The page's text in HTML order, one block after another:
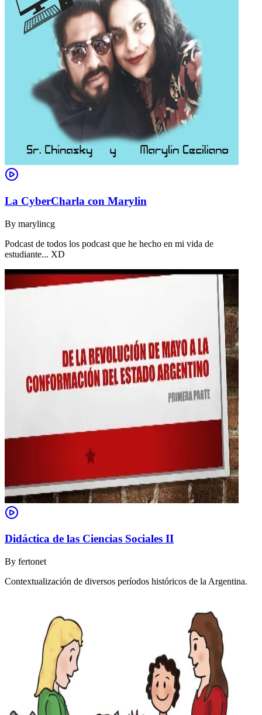
La CyberCharla con Marylin
By marylincg
Podcast de todos los podcast que he hecho en mi vida de
estudiante... XD
Didáctica de las Ciencias Sociales II
By fertonet
Contextualización de diversos períodos históricos de la Argentina.